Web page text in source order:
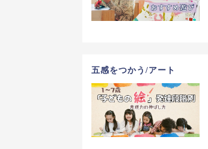
五感をつかう/アート